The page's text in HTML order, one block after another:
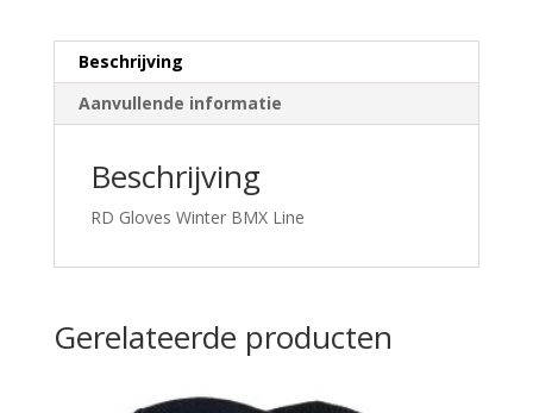
Beschrijving
Aanvullende informatie
Beschrijving
RD Gloves Winter BMX Line
Gerelateerde producten